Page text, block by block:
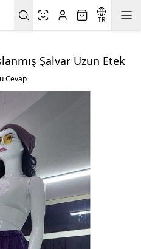
TR
Şalvar Uzun Etek
Cevap